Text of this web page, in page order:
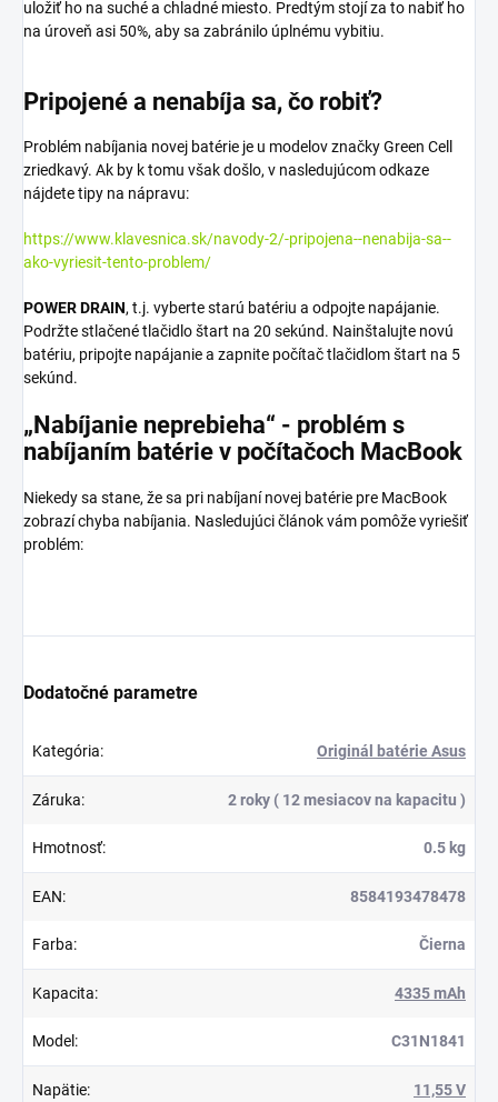
uložiť ho na suché a chladné miesto. Predtým stojí za to nabiť ho
na úroveň asi 50%, aby sa zabránilo úplnému vybitiu.
Pripojené a nenabíja sa, čo robiť?
Problém nabíjania novej batérie je u modelov značky Green Cell
zriedkavý. Ak by k tomu však došlo, v nasledujúcom odkaze
nájdete tipy na nápravu:
https://www.klavesnica.sk/navody-2/-pripojena--nenabija-sa--
ako-vyriesit-tento-problem/
POWER DRAIN, t.j. vyberte starú batériu a odpojte napájanie.
Podržte stlačené tlačidlo štart na 20 sekúnd. Nainštalujte novú
batériu, pripojte napájanie a zapnite počítač tlačidlom štart na 5
sekúnd.
„Nabíjanie neprebieha“ - problém s
nabíjaním batérie v počítačoch MacBook
Niekedy sa stane, že sa pri nabíjaní novej batérie pre MacBook
zobrazí chyba nabíjania. Nasledujúci článok vám pomôže vyriešiť
problém:
Dodatočné parametre
Kategória: Originál batérie Asus
Záruka: 2 roky ( 12 mesiacov na kapacitu )
Hmotnosť: 0.5 kg
EAN: 8584193478478
Farba: Čierna
Kapacita: 4335 mAh
Model: C31N1841
Napätie: 11,55 V